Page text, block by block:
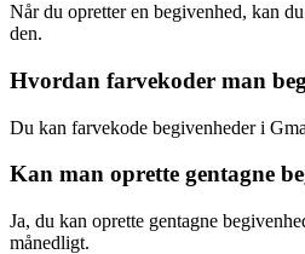
Når du opretter en begivenhed, kan
den.
Hvordan farvekoder man
Du kan farvekode begivenheder i
Kan man oprette gentagne
Ja, du kan oprette gentagne
månedligt.